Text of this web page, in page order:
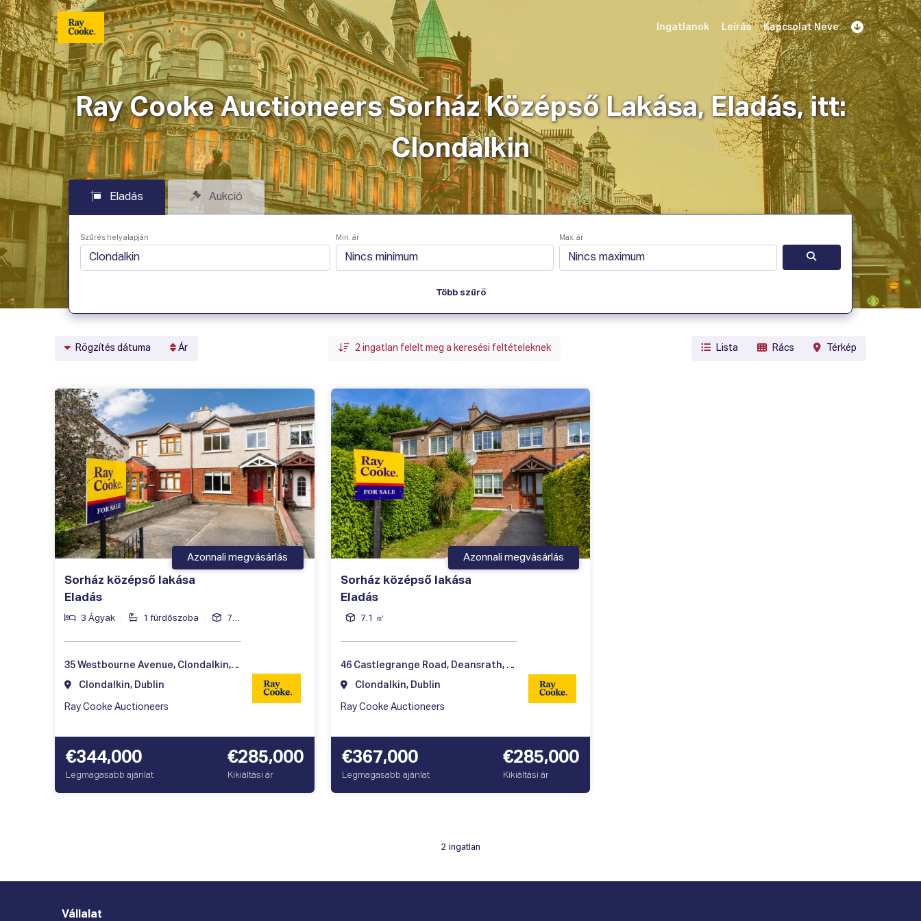
Ingatlanok Leírás Kapcsolat Neve
Ray Cooke Auctioneers Sorház Középső Lakása, Eladás, itt:
Clondalkin
Eladás Aukció
Szűrés hely alapján Min. ár Max. ár
Több szűrő
Rögzítés dátuma Ár 2 ingatlan felelt meg a keresési feltételeknek Lista Rács Térkép
Sorház középső lakása
Eladás
3 Ágyak 1 fürdőszoba 74 ㎡
Azonnali megvásárlás
35 Westbourne Avenue, Clondalkin, Dublin 22, Ireland
Clondalkin, Dublin
Ray Cooke Auctioneers
€344,000
Legmagasabb ajánlat
€285,000
Kikiáltási ár
Sorház középső lakása
Eladás
7.1 ㎡
Azonnali megvásárlás
46 Castlegrange Road, Deansrath, Dublin 22, Ireland
Clondalkin, Dublin
Ray Cooke Auctioneers
€367,000
Legmagasabb ajánlat
€285,000
Kikiáltási ár
2 ingatlan
Vállalat